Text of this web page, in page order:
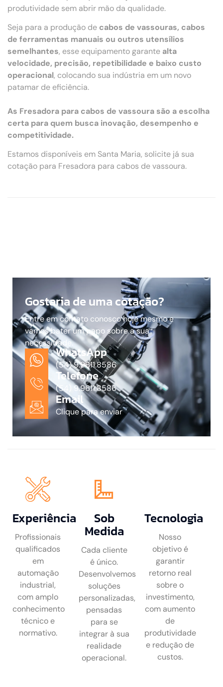
produtividade sem abrir mão da qualidade.
Seja para a produção de cabos de vassouras, cabos
de ferramentas manuais ou outros utensílios
semelhantes, esse equipamento garante alta
velocidade, precisão, repetibilidade e baixo custo
operacional, colocando sua indústria em um novo
patamar de eficiência.
As Fresadora para cabos de vassoura são a escolha
certa para quem busca inovação, desempenho e
competitividade.
Estamos disponíveis em Santa Maria, solicite já sua
cotação para Fresadora para cabos de vassoura.
Gostaria de uma cotação?
Entre em contato conosco hoje mesmo e
vamos bater um papo sobre a sua
necessidade.
WhatsApp
(54) 9.9611.8586
Telefone
(54) 9.9611.8586
Email
Clique para enviar
Experiência
Profissionais
qualificados
em
automação
industrial,
com amplo
conhecimento
técnico e
normativo.
Sob
Medida
Cada cliente
é único.
Desenvolvemos
soluções
personalizadas,
pensadas
para se
integrar à sua
realidade
operacional.
Tecnologia
Nosso
objetivo é
garantir
retorno real
sobre o
investimento,
com aumento
de
produtividade
e redução de
custos.